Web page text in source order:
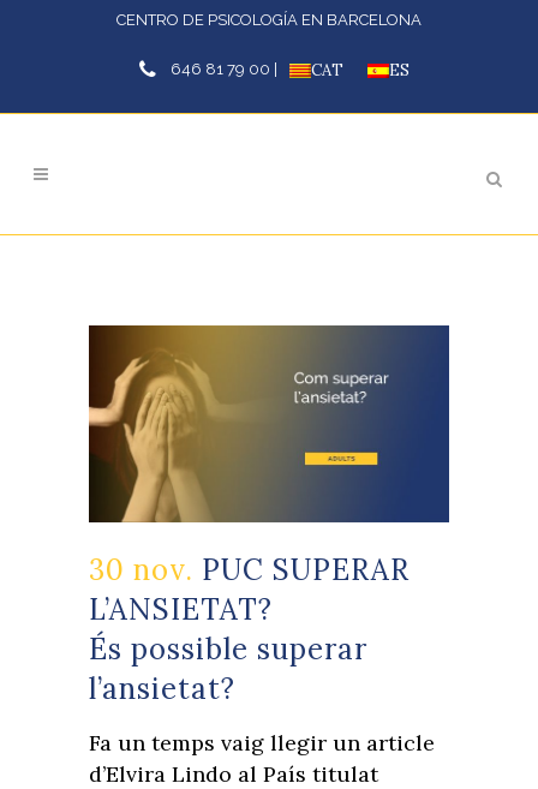
CENTRO DE PSICOLOGÍA EN BARCELONA
646 81 79 00 | CAT ES
30 nov. PUC SUPERAR
L’ANSIETAT?
És possible superar
l’ansietat?
Fa un temps vaig llegir un article
d’Elvira Lindo al País titulat